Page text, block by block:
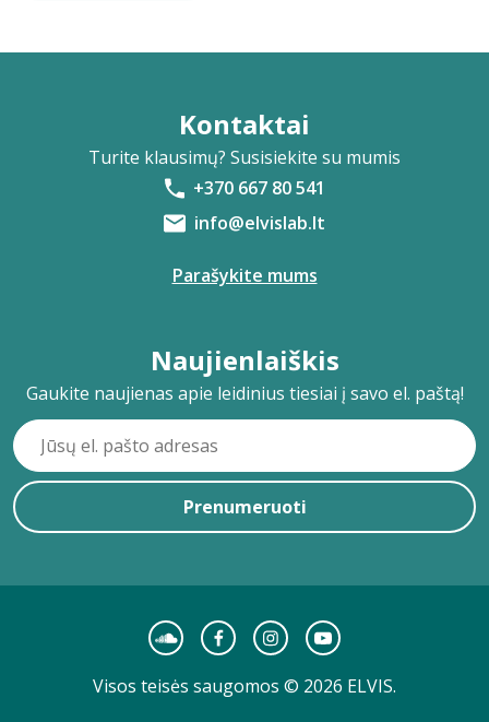
Kontaktai
Turite klausimų? Susisiekite su mumis
+370 667 80 541
info@elvislab.lt
Parašykite mums
Naujienlaiškis
Gaukite naujienas apie leidinius tiesiai į savo el. paštą!
Prenumeruoti
Visos teisės saugomos © 2026 ELVIS.